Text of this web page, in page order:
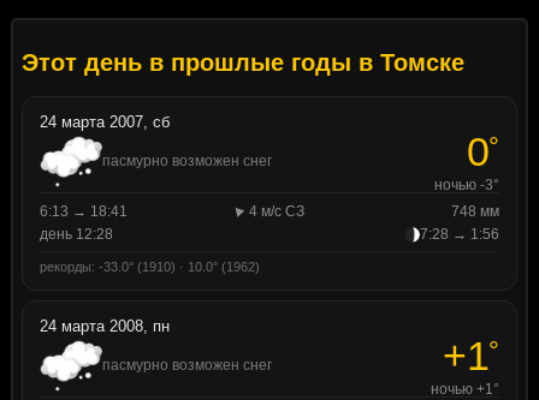
Этот день в прошлые годы в Томске
24 марта 2007, сб
пасмурно возможен снег 0°
ночью -3°
6:13 → 18:41
4 м/с СЗ
748 мм
день 12:28
7:28 → 1:56
рекорды: -33.0° (1910) · 10.0° (1962)
24 марта 2008, пн
пасмурно возможен снег +1°
ночью +1°